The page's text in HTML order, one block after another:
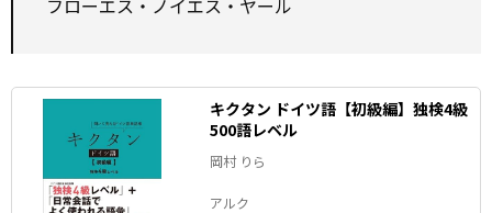
フローエス・ノイエス・ヤール
キクタン ドイツ語【初級編】独検4級
500語レベル
岡村 りら
アルク